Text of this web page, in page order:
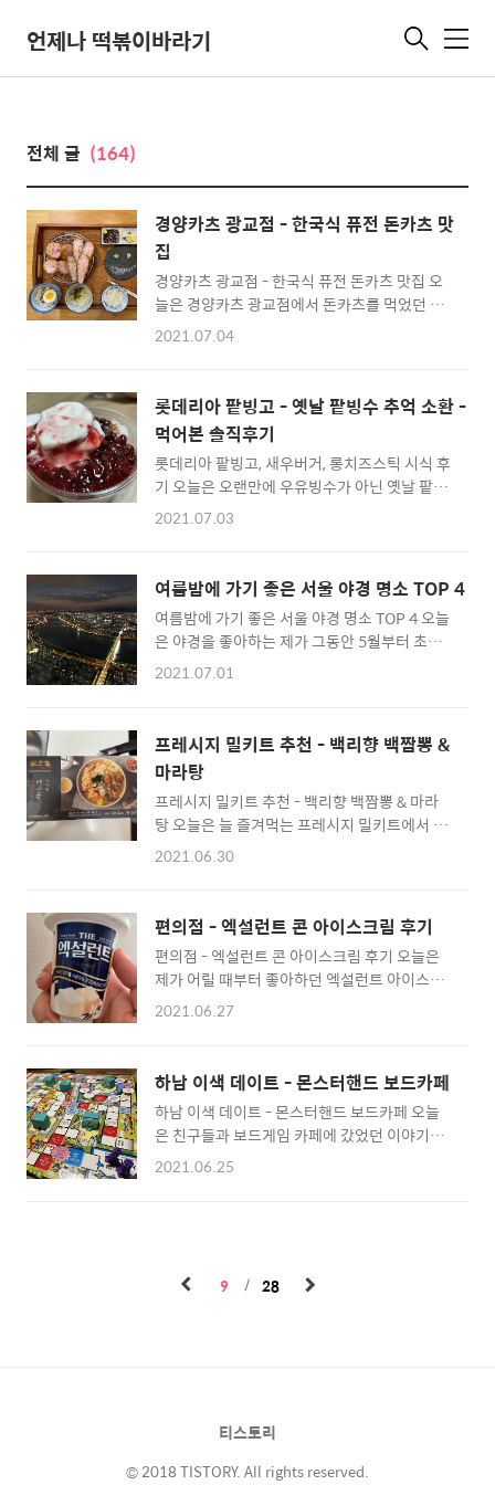
언제나 떡볶이바라기 메
전체 글 (164)
경양카츠 광교점 - 한국식 퓨전 돈카츠 맛
집
경양카츠 광교점 - 한국식 퓨전 돈카츠 맛집 오
늘은 경양카츠 광교점에서 돈카츠를 먹었던 이
야기를 해볼게요. 외관은 소박하고 정갈한 일본
은 분위기를 만들었다고 합니다. 저희는 족발카
츠와 안심x등심카츠, 우동을 주문했습니다. 매
장은 좁은 편으로 테이블이 몇 개 없어서 2-4인
손님 위주로 오시는 게 좋을 것 같았어요. 이런
바 자리도 있었는데, 저희는 테이블석에 앉았습
니다. 귀여운 냅킨 디스펜서네요. 테이블에 맛
간이 걸린다고 해요. 실제로 음식이 나오는데 조
금 걸린 것 같았어요! 안심x등심카츠 입니다. 가
격은 15,900..
2021.07.04
롯데리아 팥빙고 - 옛날 팥빙수 추억 소환 -
먹어본 솔직후기
롯데리아 팥빙고, 새우버거, 롱치즈스틱 시식 후
기 오늘은 오랜만에 우유빙수가 아닌 옛날 팥빙
수가 먹고 싶어서 롯데리아 팥빙고를 배달시켜
아 팥빙고 입니다. 가격은 3,500원이라서 역시
롯데리아 답게 저렴하다 싶네요. 크기는 1.5인
분 정도? 수저는 한 개만 주셨어요. 칼로리는 생
각보다 많이 높네요. 526칼로리입니다. 둘이 같
이 먹어야겠네요. 뚜껑을 열어보았습니다. 옛날
니다. 그리고 여기서는 안 보이지만, 밑에 큼직
한 떡이 몇 개 들어가 있어요. 이렇게 먹으니 정
말 예전에 먹던 팥빙수 생각이 나더라구요. 지금
은 우유빙수가 대..
2021.07.03
여름밤에 가기 좋은 서울 야경 명소 TOP 4
여름밤에 가기 좋은 서울 야경 명소 TOP 4 오늘
은 야경을 좋아하는 제가 그동안 5월부터 초여
름까지 서울에서 다녀본 야경 명소들을 소개해
달맞이봉공원 이곳은 많이 알려진 곳은 아닌 것
같아요. 그렇지만, 기대를 안 하고 갔기에 보는
순간 와-할 정도로 좋았어요. 약간 등산한다고
생각할 수도 있지만, 전혀 힘들진 않아요. 주차
가 조금 어려웠어요. 2. 서울스카이(롯데월드타
워 전망대) 이곳은 비용을 지불해야 갈 수 있는
한 곳이기도 하죠. 뷰가 정말 멋졌어요 저에겐.
하지만 이곳을 다녀오고 느낀 것은, 야경에는 필
히 단..
2021.07.01
프레시지 밀키트 추천 - 백리향 백짬뽕 &
마라탕
프레시지 밀키트 추천 - 백리향 백짬뽕 & 마라
탕 오늘은 늘 즐겨먹는 프레시지 밀키트에서 새
로 나온 백리향 백짬뽕과 늘 먹어보고 싶었던 마
중식당 백리향의 백짬뽕을 밀키트화한 제품이
에요. 가격도 저렴해서 부담은 없어 보였어요.
구성품입니다. 중화면, 양파, 배추, 대파, 표고버
섯, 흑목이버섯, 새우, 오징어, 위소라, 베트남 고
추, 백짬뽕 소스가 들어있네요. 레시피입니다.
동 제품이라 살얼음이 모두 끼어있고, 그 상태에
서 예열된 팬의 오일을 넣고, 야채를 넣으니깐
기름이 어마어마하게 튀었어요. 그리고 육수를
만드는 물..
2021.06.30
편의점 - 엑설런트 콘 아이스크림 후기
편의점 - 엑설런트 콘 아이스크림 후기 오늘은
제가 어릴 때부터 좋아하던 엑설런트 아이스크
림이 콘으로 나왔다는 말을 듣고 한 번 구입해서
입니다. 포장에는 두 개의 엑셀런트가 있어요.
저는 늘 파란 엑설런트를 더 좋아했어요. 금색
엑설런트는 뭔가 더 진한 바닐라맛이었지만 저
에겐 산뜻한 파란 엑설런트가 더 좋았네요. 엑설
런트는 좀 비싼 편이었는데, 국내산 원유를 사용
한 이름은 the 엑설런트 오리지널 콘이네요. 이
2021.06.27
하남 이색 데이트 - 몬스터핸드 보드카페
하남 이색 데이트 - 몬스터핸드 보드카페 오늘
은 친구들과 보드게임 카페에 갔었던 이야기를
해볼게요. 몬스터핸드는 건물 2층에 크게 자리
이렇게 넓은 자리에 앉을 수 있었어요. 테이블에
음료 거치대가 있어 게임하면서 실수로 음료를
합니다. 음료를 먼저 카운터에 가서 주문했어
2021.06.25
9 28
티스토리
© 2018 TISTORY. All rights reserved.